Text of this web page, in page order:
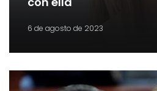
6 de agosto de 2023